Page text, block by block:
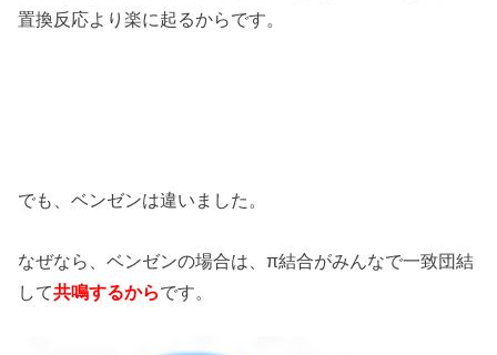
置換反応より楽に起るからです。
でも、ベンゼンは違いました。
なぜなら、ベンゼンの場合は、π結合がみんなで一致団結
して共鳴するからです。